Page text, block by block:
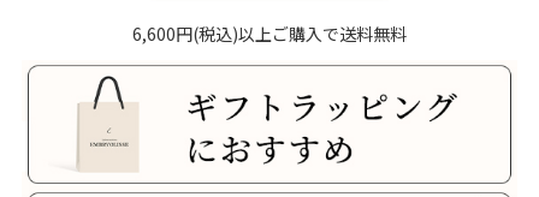
6,600円(税込)以上ご購入で送料無料